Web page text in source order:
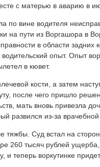
с матерью в аварию в
по вине водителя
на пути из Воргашора в
в области задних
опыт. Опыт
в кювет.
кости, а затем
после чего пришло
мать вновь привезла
развился из-за
Суд встал на
260 тысяч рублей ущерба,
теперь воркутинке